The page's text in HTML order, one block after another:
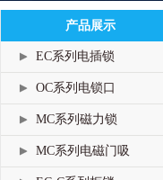
产品展示
EC系列电插锁
OC系列电锁口
MC系列磁力锁
MC系列电磁门吸